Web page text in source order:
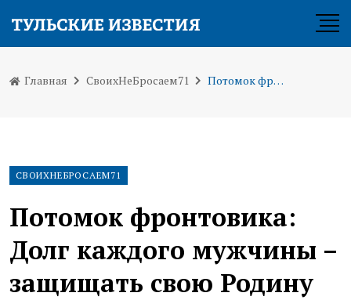
Главная СвоихНеБросаем71 Потомок фронтовика: Долг каждого мужчины – защищать свою Родину
СВОИХНЕБРОСАЕМ71
Потомок фронтовика:
Долг каждого мужчины –
защищать свою Родину